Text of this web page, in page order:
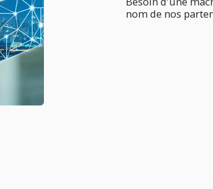
nom de nos